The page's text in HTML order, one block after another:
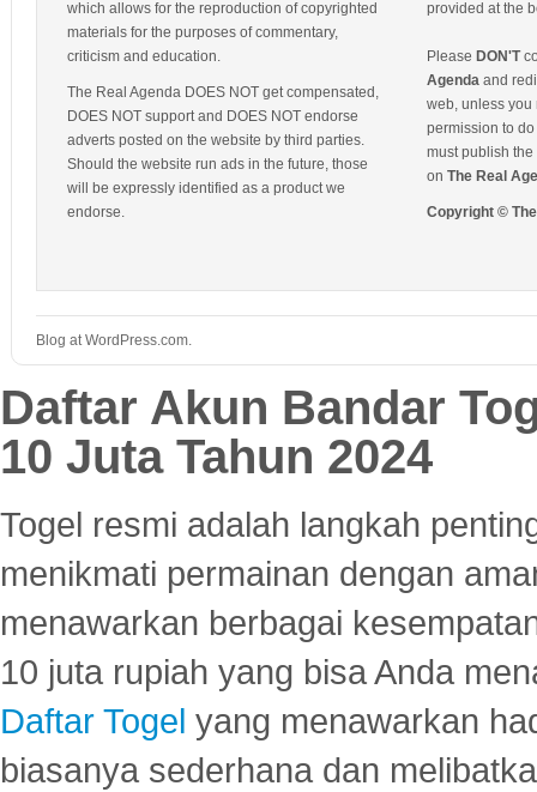
which allows for the reproduction of copyrighted
materials for the purposes of commentary,
criticism and education.
The Real Agenda DOES NOT get compensated,
DOES NOT support and DOES NOT endorse
adverts posted on the website by third parties.
Should the website run ads in the future, those
will be expressly identified as a product we
endorse.
provided at the
Please DON'T
Agenda and
web, unless you
permission to
must publish
on The Real
Copyright ©
Blog at WordPress.com.
Daftar Akun Bandar
10 Juta Tahun 2024
Togel resmi adalah langkah
menikmati permainan dengan
menawarkan berbagai
10 juta rupiah yang bisa Anda
Daftar Togel yang menawarkan
biasanya sederhana dan